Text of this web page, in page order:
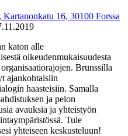
Kartanonkatu 16, 30100 Forssa
katon alle
oikeudenmukaisuudesta
Brunssilla
ajankohtaisiin
haasteisiin. Samalla
ja pelon
avauksia ja yhteistyön
Tule
yhteiseen keskusteluun!